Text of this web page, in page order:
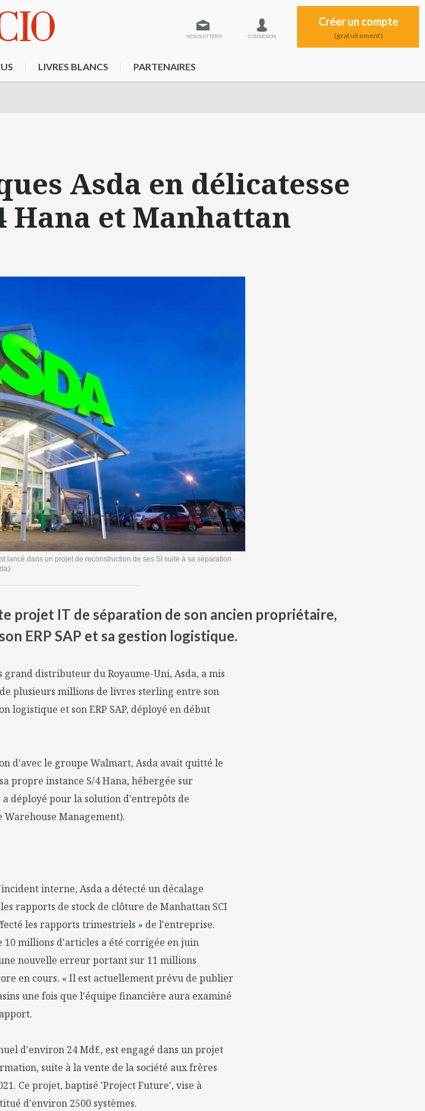
NEWSLETTERS CONNEXION
Créer un compte
(gratuitement)
LIVRES BLANCS PARTENAIRES
Asda en délicatesse
Hana et Manhattan
lancé dans un projet de reconstruction de ses SI suite à sa séparation
projet IT de séparation de son ancien propriétaire,
ERP SAP et sa gestion logistique.
grand distributeur du Royaume-Uni, Asda, a mis
plusieurs millions de livres sterling entre son
logistique et son ERP SAP, déployé en début
d'avec le groupe Walmart, Asda avait quitté le
propre instance S/4 Hana, hébergée sur
déployé pour la solution d'entrepôts de
Management).
interne, Asda a détecté un décalage
rapports de stock de clôture de Manhattan SCI
les rapports trimestriels » de l'entreprise.
10 millions d'articles a été corrigée en juin
nouvelle erreur portant sur 11 millions
en cours. « Il est actuellement prévu de publier
une fois que l'équipe financière aura examiné
d'environ 24 Md£, est engagé dans un projet
suite à la vente de la société aux frères
Ce projet, baptisé 'Project Future', vise à
d'environ 2500 systèmes.